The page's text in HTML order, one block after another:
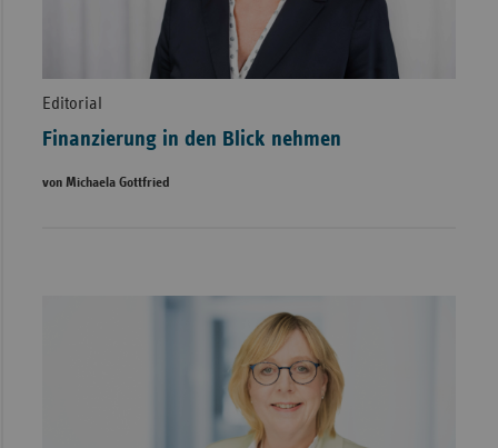
Editorial
Finanzierung in den Blick nehmen
von Michaela Gottfried